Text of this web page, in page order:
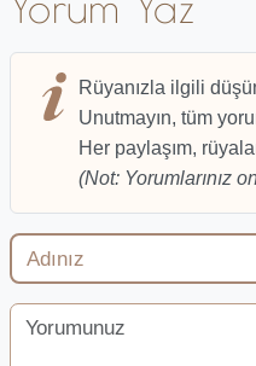
Rüyanızla ilgili
Unutmayın, tüm
Her paylaşım,
(Not: Yorumlarınız